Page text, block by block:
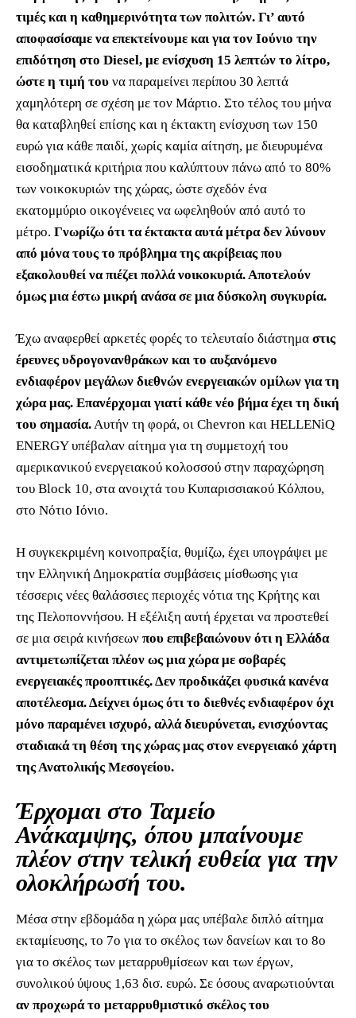
τιμές και η καθημερινότητα των πολιτών. Γι’ αυτό
αποφασίσαμε να επεκτείνουμε και για τον Ιούνιο την
επιδότηση στο Diesel, με ενίσχυση 15 λεπτών το λίτρο,
ώστε η τιμή του να παραμείνει περίπου 30 λεπτά
χαμηλότερη σε σχέση με τον Μάρτιο. Στο τέλος του μήνα
θα καταβληθεί επίσης και η έκτακτη ενίσχυση των 150
ευρώ για κάθε παιδί, χωρίς καμία αίτηση, με διευρυμένα
εισοδηματικά κριτήρια που καλύπτουν πάνω από το 80%
των νοικοκυριών της χώρας, ώστε σχεδόν ένα
εκατομμύριο οικογένειες να ωφεληθούν από αυτό το
μέτρο. Γνωρίζω ότι τα έκτακτα αυτά μέτρα δεν λύνουν
από μόνα τους το πρόβλημα της ακρίβειας που
εξακολουθεί να πιέζει πολλά νοικοκυριά. Αποτελούν
όμως μια έστω μικρή ανάσα σε μια δύσκολη συγκυρία.
Έχω αναφερθεί αρκετές φορές το τελευταίο διάστημα στις
έρευνες υδρογονανθράκων και το αυξανόμενο
ενδιαφέρον μεγάλων διεθνών ενεργειακών ομίλων για τη
χώρα μας. Επανέρχομαι γιατί κάθε νέο βήμα έχει τη δική
του σημασία.Αυτήν τη φορά, οι Chevron και HELLENiQ
ENERGY υπέβαλαν αίτημα για τη συμμετοχή του
αμερικανικού ενεργειακού κολοσσού στην παραχώρηση
του Block 10, στα ανοιχτά του Κυπαρισσιακού Κόλπου,
στο Νότιο Ιόνιο.
Η συγκεκριμένη κοινοπραξία, θυμίζω, έχει υπογράψει με
την Ελληνική Δημοκρατία συμβάσεις μίσθωσης για
τέσσερις νέες θαλάσσιες περιοχές νότια της Κρήτης και
της Πελοποννήσου. Η εξέλιξη αυτή έρχεται να προστεθεί
σε μια σειρά κινήσεων που επιβεβαιώνουν ότι η Ελλάδα
αντιμετωπίζεται πλέον ως μια χώρα με σοβαρές
ενεργειακές προοπτικές. Δεν προδικάζει φυσικά κανένα
αποτέλεσμα. Δείχνει όμως ότι το διεθνές ενδιαφέρον όχι
μόνο παραμένει ισχυρό, αλλά διευρύνεται, ενισχύοντας
σταδιακά τη θέση της χώρας μας στον ενεργειακό χάρτη
της Ανατολικής Μεσογείου.
Έρχομαι στο Ταμείο
Ανάκαμψης, όπου μπαίνουμε
πλέον στην τελική ευθεία για την
ολοκλήρωσή του.
Μέσα στην εβδομάδα η χώρα μας υπέβαλε διπλό αίτημα
εκταμίευσης, το 7ο για το σκέλος των δανείων και το 8ο
για το σκέλος των μεταρρυθμίσεων και των έργων,
συνολικού ύψους 1,63 δισ. ευρώ. Σε όσους αναρωτιούνται
αν προχωρά το μεταρρυθμιστικό σκέλος του